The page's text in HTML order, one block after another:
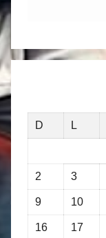
D
L
2 3
9 10
16 17